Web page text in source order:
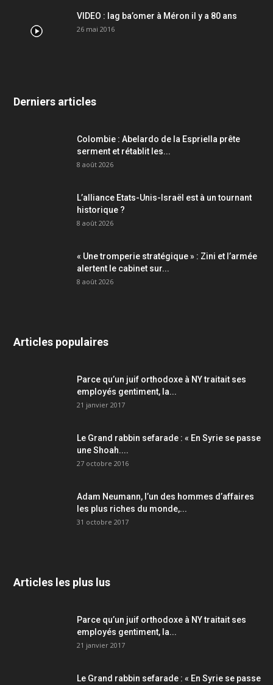
VIDEO : lag ba’omer à Méron il y a 80 ans
26 mai 2016
Derniers articles
Colombie : Abelardo de la Espriella prête
serment et rétablit les...
8 août 2026
L’alliance Etats-Unis-Israël est à un tournant
historique ?
8 août 2026
« Une tromperie stratégique » : Zini et l’armée
alertent le cabinet sur...
8 août 2026
Articles populaires
Parce qu’un juif orthodoxe à NY traitait ses
employés gentiment, la...
21 janvier 2017
Le Grand rabbin sefarade : « En Syrie se passe
une Shoah....
27 octobre 2016
Adam Neumann, l’un des hommes d’affaires
les plus riches du monde,...
31 octobre 2017
Articles les plus lus
Parce qu’un juif orthodoxe à NY traitait ses
employés gentiment, la...
21 janvier 2017
Le Grand rabbin sefarade : « En Syrie se passe